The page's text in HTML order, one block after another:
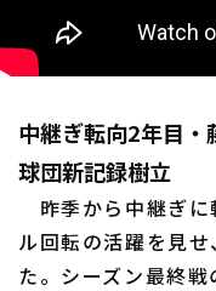
中継ぎ転向2年目
球団新記録樹立
昨季から中継ぎに
ル回転の活躍を見
た。シーズン最終